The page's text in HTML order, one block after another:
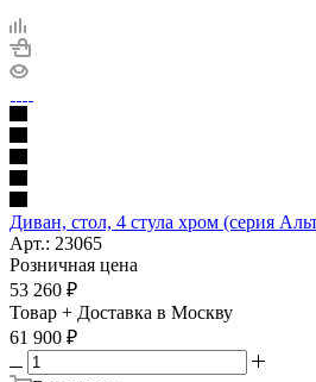
Диван, стол, 4 стула хром (серия
Арт.: 23065
Розничная цена
53 260 ₽
Товар + Доставка в Москву
61 900 ₽